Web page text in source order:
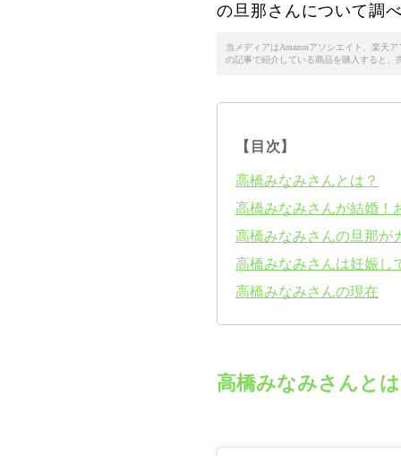
の旦那さんについて調
当メディアはAmazonアソシエイト、楽天
の記事で紹介している商品を購入すると、
【目次】
高橋みなみさんとは？
高橋みなみさんが結婚！
高橋みなみさんの旦那が
高橋みなみさんは妊娠し
高橋みなみさんの現在
高橋みなみさんと